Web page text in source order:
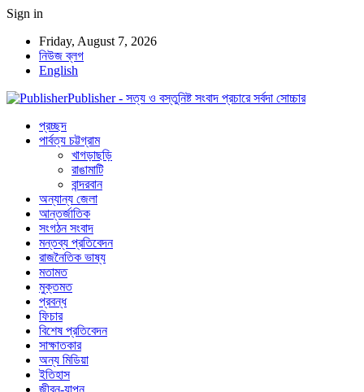
Sign in
Friday, August 7, 2026
নিউজ ব্লগ
English
Publisher - সত্য ও বস্তুনিষ্ট সংবাদ প্রচারে সর্বদা সোচ্চার
প্রচ্ছদ
পার্বত্য চট্টগ্রাম
খাগড়াছড়ি
রাঙামাটি
বান্দরবান
অন্যান্য জেলা
আন্তর্জাতিক
সংগঠন সংবাদ
মন্তব্য প্রতিবেদন
রাজনৈতিক ভাষ্য
মতামত
মুক্তমত
প্রবন্ধ
ফিচার
বিশেষ প্রতিবেদন
সাক্ষাতকার
অন্য মিডিয়া
ইতিহাস
জীবন-যাপন